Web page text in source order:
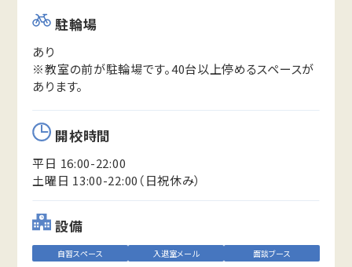
駐輪場
あり
※教室の前が駐輪場です。40台以上停めるスペースが
あります。
開校時間
平日 16:00-22:00
土曜日 13:00-22:00（日祝休み）
設備
自習スペース 入退室メール 面談ブース